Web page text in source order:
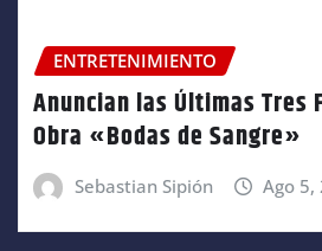
ENTRETENIMIENTO
Anuncian las Últimas Tres
Obra «Bodas de Sangre»
Sebastian Sipión Ago 5,